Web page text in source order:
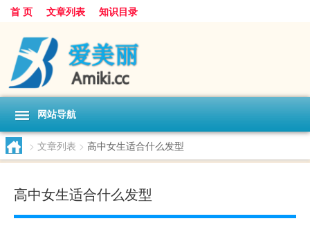
首 页 文章列表 知识目录
网站导航
> 文章列表 > 高中女生适合什么发型
高中女生适合什么发型